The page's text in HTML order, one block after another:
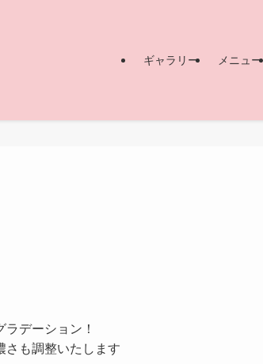
ギャラリー メニュー
ラデーション！
さも調整いたします